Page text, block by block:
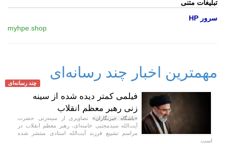
تبلیغات متنی
سرور HP
myhpe.shop
مهمترین اخبار چند رسانه‌ای
چند رسانه‌ای
فیلمی کمتر دیده شده از سینه
زنی رهبر معظم انقلاب
«باشگاه خبرنگاران»تصاویری از سینه‌زنی حضرت
آیت‌الله سیدمجتبی خامنه‌ای، رهبر معظم انقلاب در
مراسم تشییع فرزند آیت‌الله استادی منتشر شده
است.